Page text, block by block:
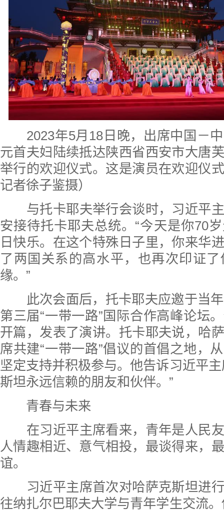
2023年5月18日晚，出席中国－
元首夫妇陆续抵达陕西省西安市大唐
举行的欢迎仪式。这是演员在欢迎仪
记者徐子鉴摄）
与托卡耶夫举行会谈时，习近平
安接待托卡耶夫总统。“今天是你70
日快乐。在这个特殊日子里，你来华
了两国关系的高水平，也再次印证
缘。”
此次会面后，托卡耶夫应邀于当
第三届“一带一路”国际合作高峰论坛
开篇，发表了演讲。托卡耶夫说，哈
席共建“一带一路”倡议的首倡之地，
坚定支持并积极参与。他告诉习近平
斯坦永远信赖的朋友和伙伴。”
青春与未来
在习近平主席看来，青年是人民
人情趣相近、意气相投，最谈得来，
谊。
习近平主席首次对哈萨克斯坦进
往纳扎尔巴耶夫大学与青年学生交流